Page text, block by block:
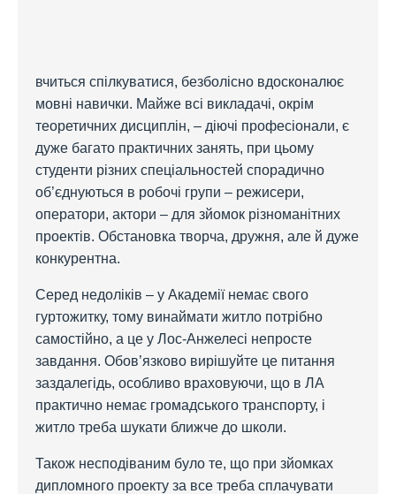
вчиться спілкуватися, безболісно вдосконалює
мовні навички. Майже всі викладачі, окрім
теоретичних дисциплін, – діючі професіонали, є
дуже багато практичних занять, при цьому
студенти різних спеціальностей спорадично
об’єднуються в робочі групи – режисери,
оператори, актори – для зйомок різноманітних
проектів. Обстановка творча, дружня, але й дуже
конкурентна.
Серед недоліків – у Академії немає свого
гуртожитку, тому винаймати житло потрібно
самостійно, а це у Лос-Анжелесі непросте
завдання. Обов’язково вирішуйте це питання
заздалегідь, особливо враховуючи, що в ЛА
практично немає громадського транспорту, і
житло треба шукати ближче до школи.
Також несподіваним було те, що при зйомках
дипломного проекту за все треба сплачувати